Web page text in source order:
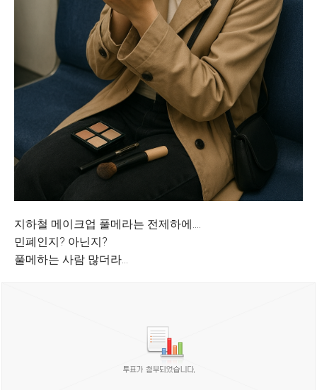
지하철 메이크업 풀메라는 전제하에....
민폐인지? 아닌지?
풀메하는 사람 많더라...